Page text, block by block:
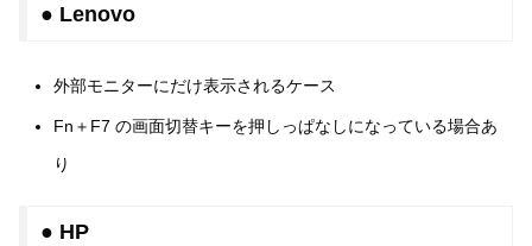
● Lenovo
外部モニターにだけ表示されるケース
Fn＋F7 の画面切替キーを押しっぱなしになっている場合あ
り
● HP